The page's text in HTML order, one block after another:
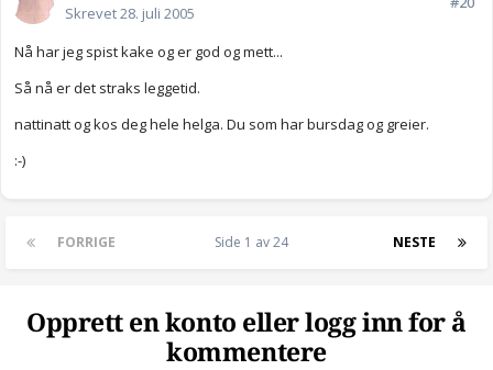
Skrevet28. juli 2005
Nå har jeg spist kake og er god og mett...
Så nå er det straks leggetid.
nattinatt og kos deg hele helga. Du som har bursdag og greier.
:-)
FORRIGE NESTE
Side 1 av 24
Opprett en konto eller logg inn for å
kommentere